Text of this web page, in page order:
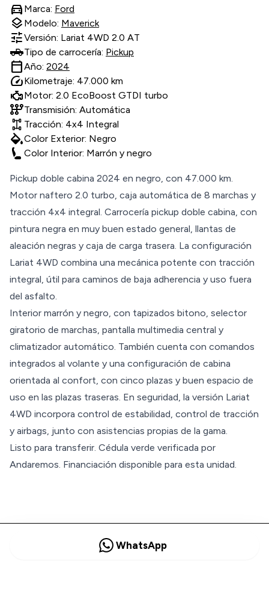
directions_car Marca: Ford
layers Modelo: Maverick
tuneVersión: Lariat 4WD 2.0 AT
Tipo de carrocería: Pickup
calendar_todayAño: 2024
speedKilometraje: 47.000 km
Motor: 2.0 EcoBoost GTDI turbo
auto_transmissionTransmisión: Automática
Tracción: 4x4 Integral
colorsColor Exterior: Negro
Color Interior: Marrón y negro
Pickup doble cabina 2024 en negro, con 47.000 km.
Motor naftero 2.0 turbo, caja automática de 8 marchas y
tracción 4x4 integral. Carrocería pickup doble cabina, con
pintura negra en muy buen estado general, llantas de
aleación negras y caja de carga trasera. La configuración
Lariat 4WD combina una mecánica potente con tracción
integral, útil para caminos de baja adherencia y uso fuera
del asfalto.
Interior marrón y negro, con tapizados bitono, selector
giratorio de marchas, pantalla multimedia central y
climatizador automático. También cuenta con comandos
integrados al volante y una configuración de cabina
orientada al confort, con cinco plazas y buen espacio de
uso en las plazas traseras. En seguridad, la versión Lariat
4WD incorpora control de estabilidad, control de tracción
y airbags, junto con asistencias propias de la gama.
Listo para transferir. Cédula verde verificada por
Andaremos. Financiación disponible para esta unidad.
WhatsApp